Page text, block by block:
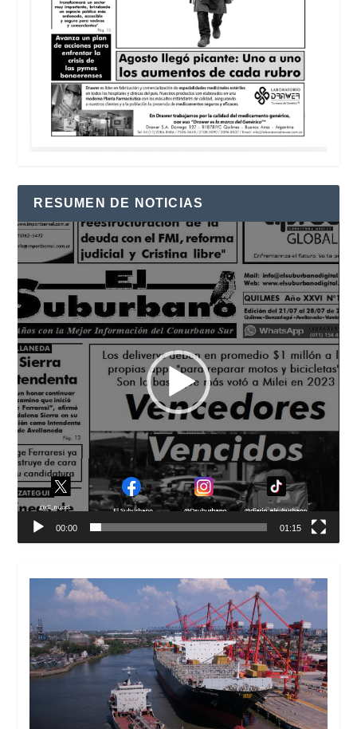
RESUMEN DE NOTICIAS
Reproductor
de
vídeo
00:00 01:15